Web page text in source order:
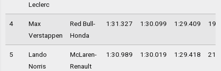
Leclerc
4
Max
Verstappen
Red Bull-
Honda
1:31.327 1:30.099 1:29.409 19
5
Lando
Norris
McLaren-
Renault
1:30.989 1:30.019 1:29.418 21